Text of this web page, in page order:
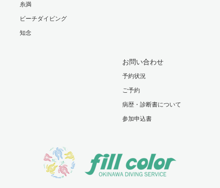
糸満
ビーチダイビング
知念
お問い合わせ
予約状況
ご予約
病歴・診断書について
参加申込書